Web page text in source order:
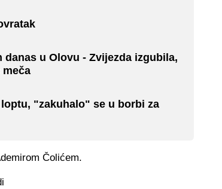
u Olovu - Zvijezda izgubila,
"zakuhalo" se u borbi za
Čolićem.